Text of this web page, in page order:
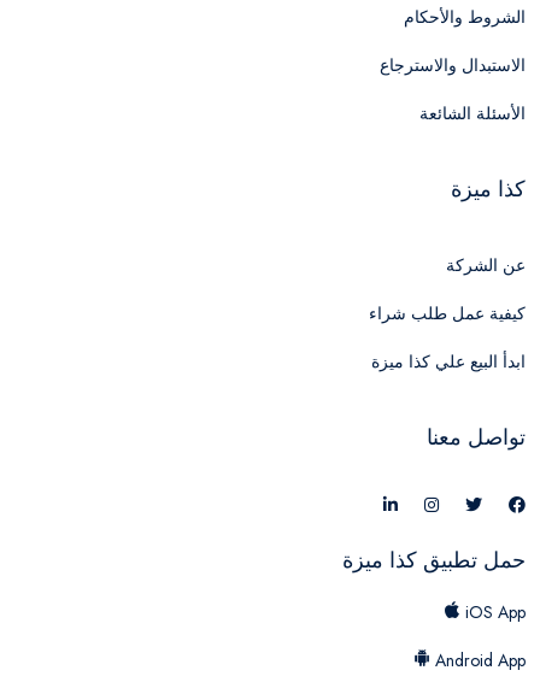
الشروط والأحكام
الاستبدال والاسترجاع
الأسئلة الشائعة
كذا ميزة
عن الشركة
كيفية عمل طلب شراء
ابدأ البيع علي كذا ميزة
تواصل معنا
حمل تطبيق كذا ميزة
iOS App
Android App